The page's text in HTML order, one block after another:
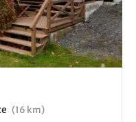
(16 km)